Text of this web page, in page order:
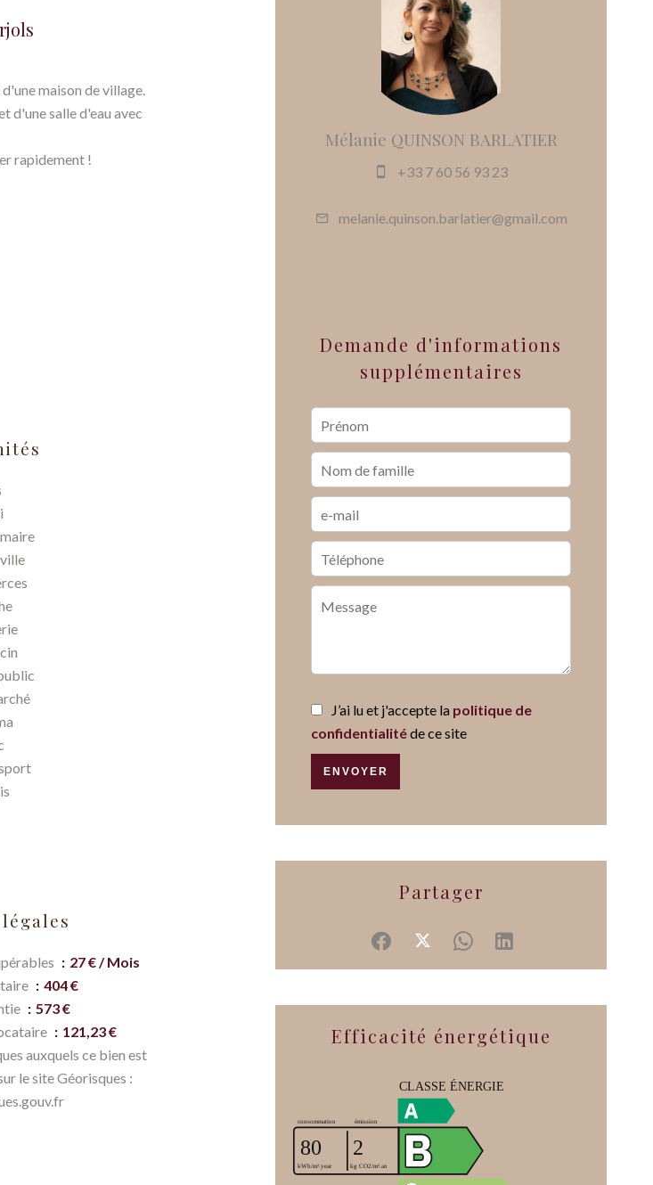
maison de village.
d'une salle d'eau avec
rapidement !
27 € / Mois
404 €
573 €
121,23 €
auxquels ce bien est
le site Géorisques :
Mélanie QUINSON BARLATIER
+33 7 60 56 93 23
melanie.quinson.barlatier@gmail.com
Demande d'informations
supplémentaires
J’ai lu et j'accepte la politique de
confidentialitéde ce site
ENVOYER
Partager
Efficacité énergétique